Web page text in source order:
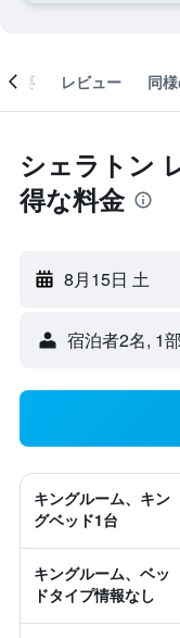
概要 レビュー 同
シェラトン
得な料金
8月15日 土
宿泊者2名, 1​
キングルーム、キン
グベッド1台
キングルーム、ベッ
ドタイプ情報なし